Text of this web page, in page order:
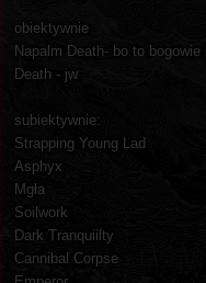
obiektywnie
Napalm Death- bo to bogowie
Death - jw
subiektywnie:
Strapping Young Lad
Asphyx
Mgła
Soilwork
Dark Tranquiilty
Cannibal Corpse